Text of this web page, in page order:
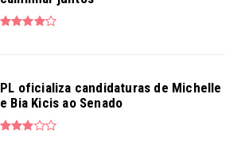
PL oficializa candidaturas de Michelle
e Bia Kicis ao Senado